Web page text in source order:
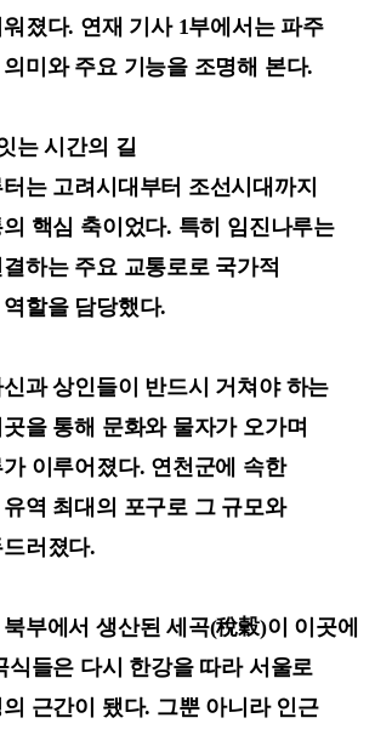
졌다. 연재 기사 1부에서는 파주
미와 주요 기능을 조명해 본다.
는 시간의 길
는 고려시대부터 조선시대까지
핵심 축이었다. 특히 임진나루는
하는 주요 교통로로 국가적
할을 담당했다.
과 상인들이 반드시 거쳐야 하는
을 통해 문화와 물자가 오가며
이루어졌다. 연천군에 속한
역 최대의 포구로 그 규모와
러졌다.
부에서 생산된 세곡(稅穀)이 이곳에
식들은 다시 한강을 따라 서울로
근간이 됐다. 그뿐 아니라 인근